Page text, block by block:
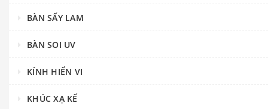
BÀN SẤY LAM
BÀN SOI UV
KÍNH HIỂN VI
KHÚC XẠ KẾ